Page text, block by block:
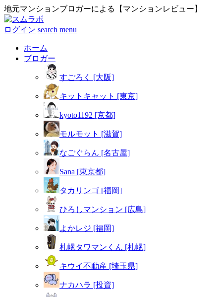
地元マンションブロガーによる【マンションレビュー】
ログイン search menu
ホーム
ブロガー
すごろく [大阪]
キットキャット [東京]
kyoto1192 [京都]
モルモット [滋賀]
なごぐらん [名古屋]
Sana [東京都]
タカリンゴ [福岡]
ひろしマンション [広島]
よかレジ [福岡]
札幌タワマンくん [札幌]
キウイ不動産 [埼玉県]
ナカハラ [投資]